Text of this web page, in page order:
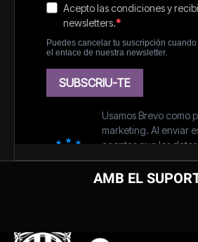
AMB EL